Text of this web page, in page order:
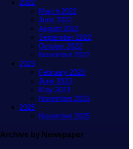
2022
March 2022
June 2022
August 2022
September 2022
October 2022
November 2022
2023
February 2023
June 2023
May 2023
November 2023
2025
November 2025
Archive by Newspaper